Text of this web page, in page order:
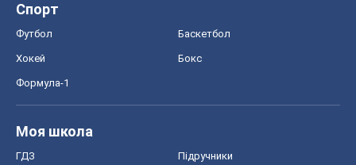
Спорт
Футбол Баскетбол
Хокей Бокс
Формула-1
Моя школа
ГДЗ Підручники